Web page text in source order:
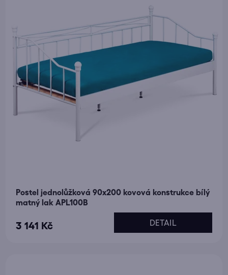
Postel jednolůžková 90x200 kovová konstrukce bílý
matný lak APL100B
3 141 Kč DETAIL